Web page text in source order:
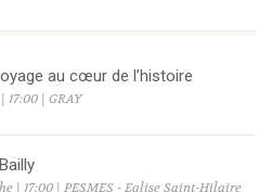
au cœur de l’histoire
17:00 | GRAY
| 17:00 | PESMES - Eglise Saint-Hilaire